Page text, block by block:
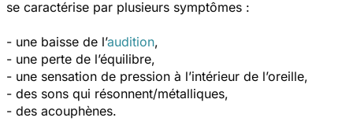
se caractérise par plusieurs symptômes :
- une baisse de l’audition,
- une perte de l’équilibre,
- une sensation de pression à l’intérieur de l’oreille,
- des sons qui résonnent/métalliques,
- des acouphènes.